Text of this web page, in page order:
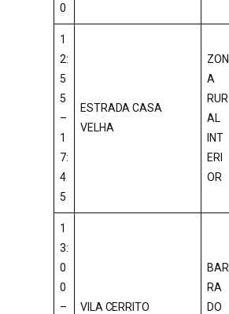
0
1
2:
5
5
–
1
7:
4
5
ESTRADA CASA
VELHA
ZON
A
RUR
AL
INT
ERI
OR
1
3:
0
0
–
VILA CERRITO
BAR
RA
DO